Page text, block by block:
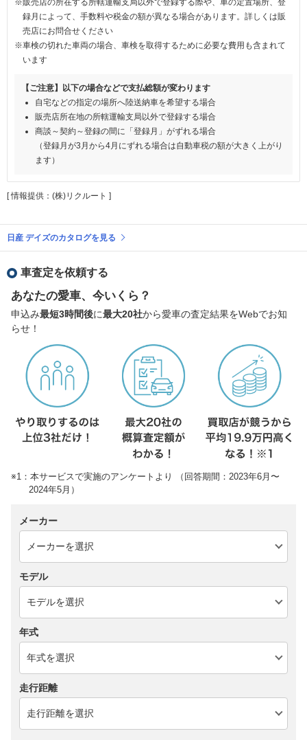
録月によって、手数料や税金の額が異なる場合があります。詳しくは販
売店にお問合せください
※車検の切れた車両の場合、車検を取得するために必要な費用も含まれて
います
【ご注意】以下の場合などで支払総額が変わります
自宅などの指定の場所へ陸送納車を希望する場合
販売店所在地の所轄運輸支局以外で登録する場合
商談～契約～登録の間に「登録月」がずれる場合
（登録月が3月から4月にずれる場合は自動車税の額が大きく上がり
ます）
[ 情報提供：(株)リクルート ]
日産 デイズのカタログを見る
車査定を依頼する
あなたの愛車、今いくら？
申込み最短3時間後に最大20社から愛車の査定結果をWebでお知
らせ！
※1：本サービスで実施のアンケートより （回答期間：2023年6月〜
2024年5月）
メーカー
モデル
年式
走行距離